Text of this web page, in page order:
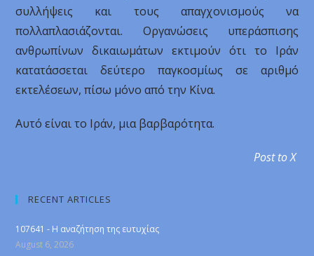
συλλήψεις και τους απαγχονισμούς να
πολλαπλασιάζονται. Οργανώσεις υπεράσπισης
ανθρωπίνων δικαιωμάτων εκτιμούν ότι το Ιράν
κατατάσσεται δεύτερο παγκοσμίως σε αριθμό
εκτελέσεων, πίσω μόνο από την Κίνα.
Αυτό είναι το Ιράν, μια βαρβαρότητα.
Post to X
RECENT ARTICLES
107641 - Η αναζήτηση της ευτυχίας
August 6, 2026